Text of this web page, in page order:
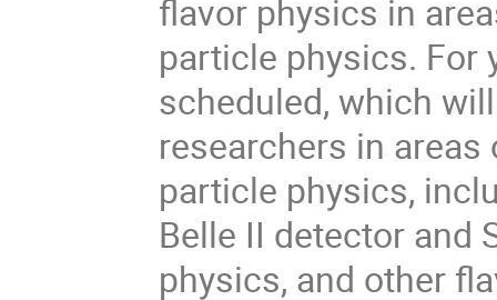
flavor physics in
particle physics. For
scheduled, which
researchers in
particle physics,
Belle II detector and
physics, and other